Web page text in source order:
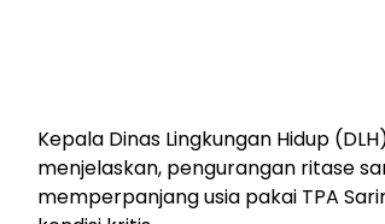
Kepala Dinas Lingkungan Hidup
menjelaskan, pengurangan ritase
memperpanjang usia pakai TPA